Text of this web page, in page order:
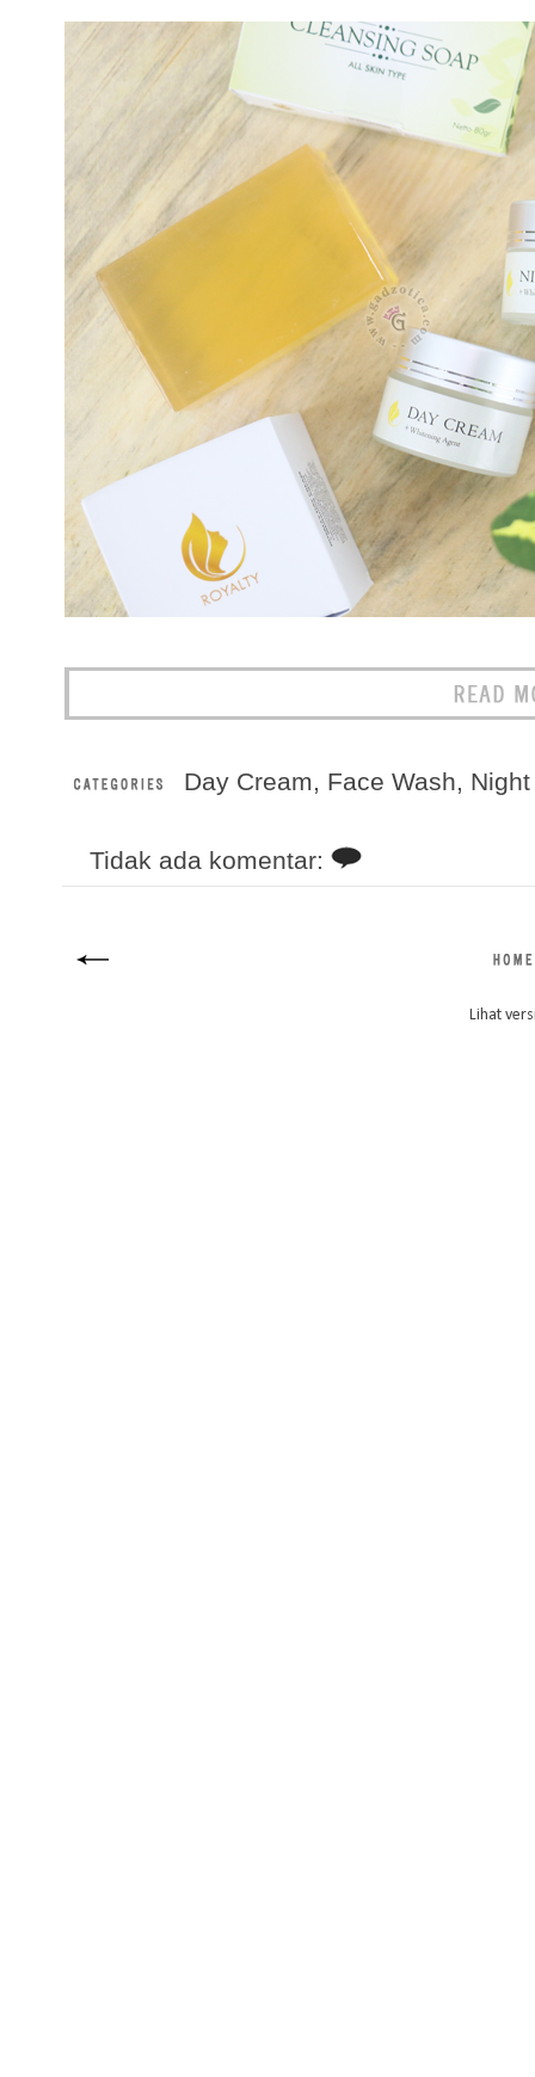
Day Cream, Face Wash,
Tidak ada komentar:
Lihat